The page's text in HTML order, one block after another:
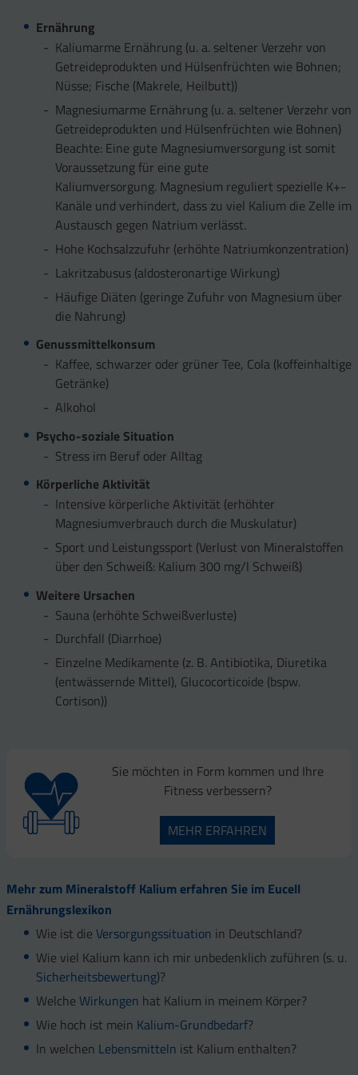
Ernährung
Kaliumarme Ernährung (u. a. seltener Verzehr von
Getreideprodukten und Hülsenfrüchten wie Bohnen;
Nüsse; Fische (Makrele, Heilbutt))
Magnesiumarme Ernährung (u. a. seltener Verzehr von
Getreideprodukten und Hülsenfrüchten wie Bohnen)
Beachte: Eine gute Magnesiumversorgung ist somit
Voraussetzung für eine gute
Kaliumversorgung. Magnesium reguliert spezielle K+-
Kanäle und verhindert, dass zu viel Kalium die Zelle im
Austausch gegen Natrium verlässt.
Hohe Kochsalzzufuhr (erhöhte Natriumkonzentration)
Lakritzabusus (aldosteronartige Wirkung)
Häufige Diäten (geringe Zufuhr von Magnesium über
die Nahrung)
Genussmittelkonsum
Kaffee, schwarzer oder grüner Tee, Cola (koffeinhaltige
Getränke)
Alkohol
Psycho-soziale Situation
Stress im Beruf oder Alltag
Körperliche Aktivität
Intensive körperliche Aktivität (erhöhter
Magnesiumverbrauch durch die Muskulatur)
Sport und Leistungssport (Verlust von Mineralstoffen
über den Schweiß: Kalium 300 mg/l Schweiß)
Weitere Ursachen
Sauna (erhöhte Schweißverluste)
Durchfall (Diarrhoe)
Einzelne Medikamente (z. B. Antibiotika, Diuretika
(entwässernde Mittel), Glucocorticoide (bspw.
Cortison))
Sie möchten in Form kommen und Ihre
Fitness verbessern?
MEHR ERFAHREN
Mehr zum Mineralstoff Kalium erfahren Sie im Eucell
Ernährungslexikon
Wie ist die Versorgungssituation in Deutschland?
Wie viel Kalium kann ich mir unbedenklich zuführen (s. u.
Sicherheitsbewertung)?
Welche Wirkungen hat Kalium in meinem Körper?
Wie hoch ist mein Kalium-Grundbedarf?
In welchen Lebensmitteln ist Kalium enthalten?